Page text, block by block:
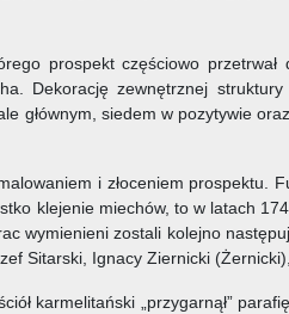
prospekt częściowo
Dekorację zewnętrznej
głównym, siedem w pozytywie
i złoceniem prospektu.
klejenie miechów, to w latach
wymienieni zostali kolejno
Sitarski, Ignacy Ziernicki
karmelitański „przygarnął”